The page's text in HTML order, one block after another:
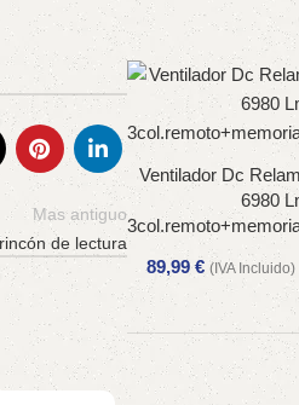
Mas antiguo
de lectura
Ventilador Dc
6980
89,99€ (IVA Incluido)